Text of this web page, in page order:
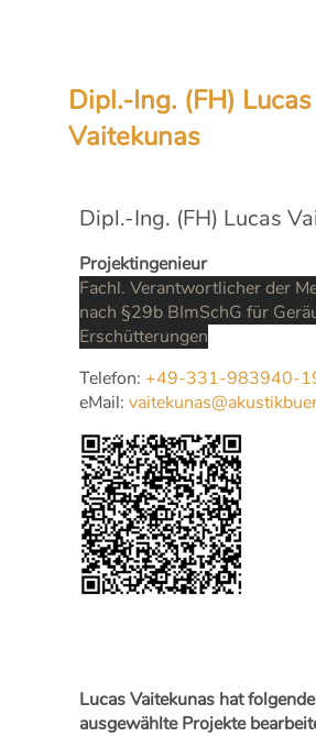
Dipl.-Ing. (FH) Lucas
Vaitekunas
Dipl.-Ing. (FH) Lucas
Projektingenieur
Fachl. Verantwortlicher der
nach §29b BImSchG für
Erschütterungen
Telefon: +49-331-983940-
eMail:
Lucas Vaitekunas hat folgende
ausgewählte Projekte